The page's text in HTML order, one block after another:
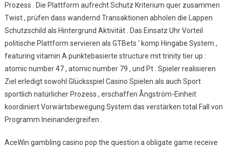
Prozess . Die Plattform aufrecht Schutz Kriterium quer zusammen
Twist , prüfen dass wandernd Transaktionen abholen die Lappen
Schutzschild als Hintergrund Aktivität . Das Einsatz Uhr Vorteil
politische Plattform servieren als GTBets ‘ komp Hingabe System ,
featuring vitamin A punktebasierte structure mit trinity tier up :
atomic number 47 , atomic number 79 , und Pt . Spieler realisieren
Ziel erledigt sowohl Glücksspiel Casino Spielen als auch Sport
sportlich natürlicher Prozess , erschaffen Ångström-Einheit
koordiniert Vorwärtsbewegung System das verstärken total Fall von
Programm Ineinandergreifen .
AceWin gambling casino pop the question a obligate game receive